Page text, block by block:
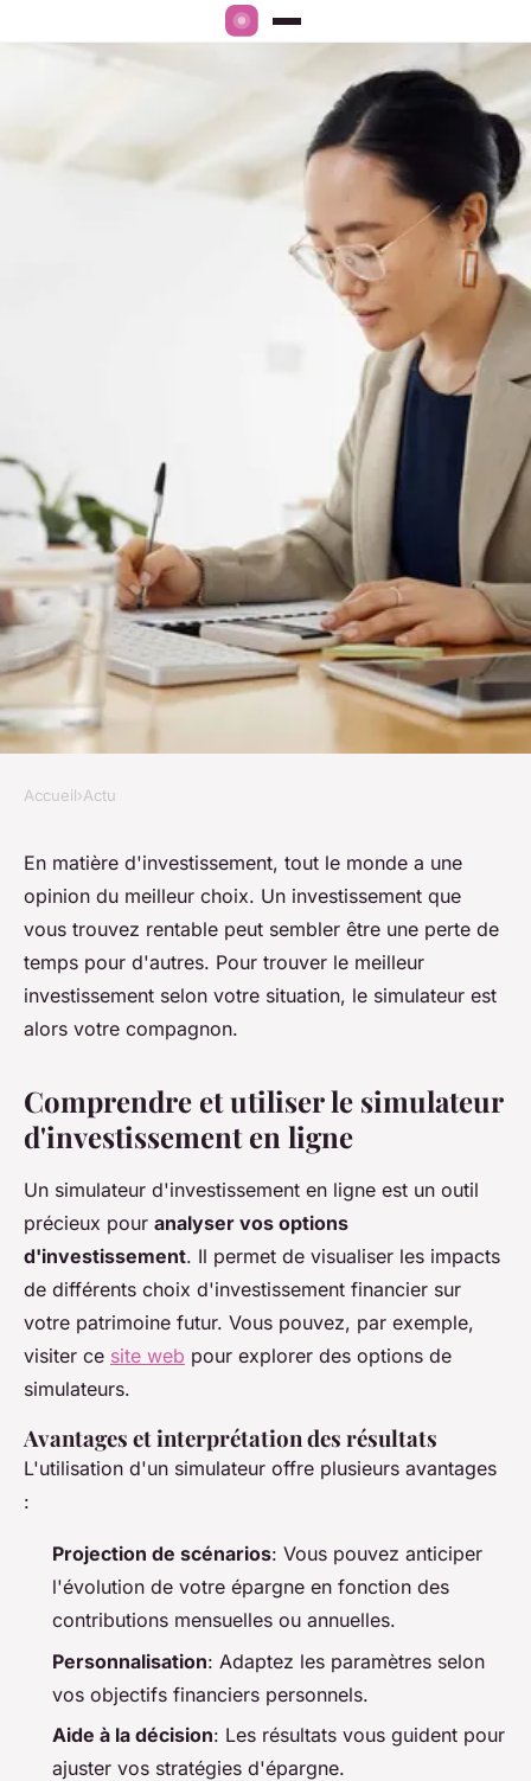
Quel est le meilleur
investissement : trouvez avec
le simulateur !
Nathalie•14 février 2024•2 min de lecture
Accueil›Actu
En matière d'investissement, tout le monde a une
opinion du meilleur choix. Un investissement que
vous trouvez rentable peut sembler être une perte de
temps pour d'autres. Pour trouver le meilleur
investissement selon votre situation, le simulateur est
alors votre compagnon.
Comprendre et utiliser le simulateur
d'investissement en ligne
Un simulateur d'investissement en ligne est un outil
précieux pour analyser vos options
d'investissement. Il permet de visualiser les impacts
de différents choix d'investissement financier sur
votre patrimoine futur. Vous pouvez, par exemple,
visiter ce site web pour explorer des options de
simulateurs.
Avantages et interprétation des résultats
L'utilisation d'un simulateur offre plusieurs avantages
:
Projection de scénarios: Vous pouvez anticiper
l'évolution de votre épargne en fonction des
contributions mensuelles ou annuelles.
Personnalisation: Adaptez les paramètres selon
vos objectifs financiers personnels.
Aide à la décision: Les résultats vous guident pour
ajuster vos stratégies d'épargne.